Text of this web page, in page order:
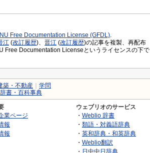
Free Documentation License (GFDL)
江 (改訂履歴)、 晋江 (改訂履歴)の記事を複製、再配布
Free Documentation Licenseというライセンスの下で
築・不動産
学問
辞書・百科事典
業ページ
報
報
ウェブリオのサービス
・ Weblio 辞書
・ 類語・対義語辞典
・ 英和辞典・和英辞典
・ Weblio翻訳
・ 日中中日辞典